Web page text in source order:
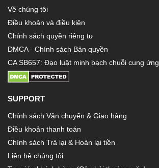
Về chúng tôi
Điều khoản và điều kiện
Chính sách quyền riêng tư
DMCA - Chính sách Bản quyền
CA SB657: Đạo luật minh bạch chuỗi cung ứng
SUPPORT
Chính sách Vận chuyển & Giao hàng
Điều khoản thanh toán
Chính sách Trả lại & Hoàn lại tiền
Liên hệ chúng tôi